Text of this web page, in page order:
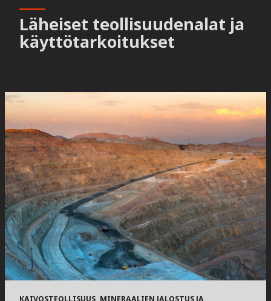
Läheiset teollisuudenalat ja
käyttötarkoitukset
KAIVOSTEOLLISUUS, MINERAALIEN JALOSTUS JA